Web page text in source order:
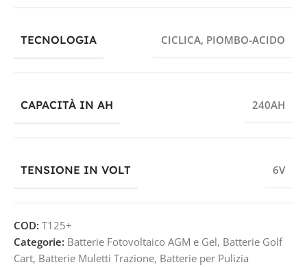
TECNOLOGIA CICLICA, PIOMBO-ACIDO
CAPACITÀ IN AH 240AH
TENSIONE IN VOLT 6V
COD: T125+
Categorie: Batterie Fotovoltaico AGM e Gel, Batterie Golf
Cart, Batterie Muletti Trazione, Batterie per Pulizia